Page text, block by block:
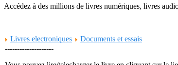
Accédez à des millions de livres numériques, livres
Livres electroniques
Documents et essais
--------------------